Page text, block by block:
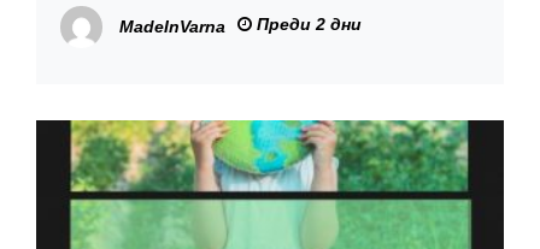
MadeInVarna Преди 2 дни